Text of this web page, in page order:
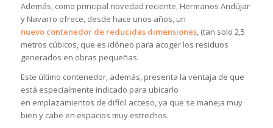
Además, como principal novedad reciente, Hermanos Andújar
y Navarro ofrece, desde hace unos años, un
nuevo contenedor de reducidas dimensiones, (tan solo 2,5
metros cúbicos, que es idóneo para acoger los residuos
generados en obras pequeñas.
Este último contenedor, además, presenta la ventaja de que
está especialmente indicado para ubicarlo
en emplazamientos de difícil acceso, ya que se maneja muy
bien y cabe en espacios muy estrechos.